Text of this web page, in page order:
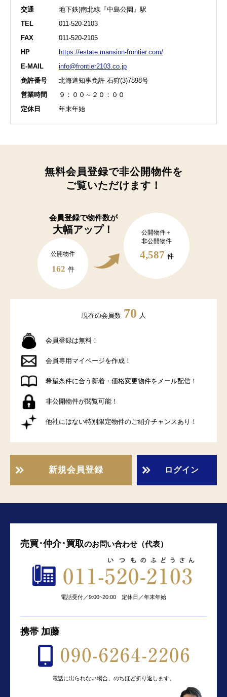
交通
地下鉄)南北線『中島公園』駅
TEL
011-520-2103
FAX
011-520-2105
HP
https://estate.mansion-frontier.com/
E-MAIL
info@frontier2103.co.jp
免許番号
北海道知事免許 石狩(3)7898号
営業時間
９：００～２０：００
定休日
年末年始
無料会員登録で非公開物件を
ご覧いただけます！
会員登録で物件数が
大幅アップ！
公開物件
162 件
公開物件＋
非公開物件
4,587 件
現在の会員数 70 人
会員登録は無料！
会員専用マイページを作成！
希望条件に合う新着・価格変更物件をメール配信！
非公開物件が閲覧可能！
他社にはない特別限定物件のご紹介チャンスあり！
新規会員登録 ログイン
売買･仲介･買取のお問い合わせ（代表）
電話受付／9:00~20:00 定休日／年末年始
携帯 加藤
電話に出られない場合、のちほど折り返します。